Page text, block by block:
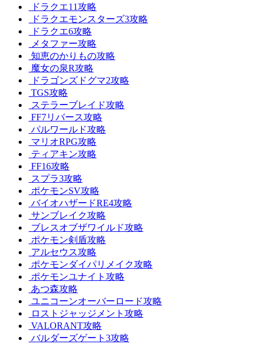
ドラクエ11攻略
ドラクエモンスターズ3攻略
ドラクエ6攻略
メタファー攻略
知恵のかりもの攻略
魔女の泉R攻略
ドラゴンズドグマ2攻略
TGS攻略
ステラーブレイド攻略
FF7リバース攻略
パルワールド攻略
マリオRPG攻略
ティアキン攻略
FF16攻略
スプラ3攻略
ポケモンSV攻略
バイオハザードRE4攻略
サンブレイク攻略
ブレスオブザワイルド攻略
ポケモン剣盾攻略
アルセウス攻略
ポケモンダイパリメイク攻略
ポケモンユナイト攻略
あつ森攻略
ユニコーンオーバーロード攻略
ロストジャッジメント攻略
VALORANT攻略
バルダーズゲート3攻略